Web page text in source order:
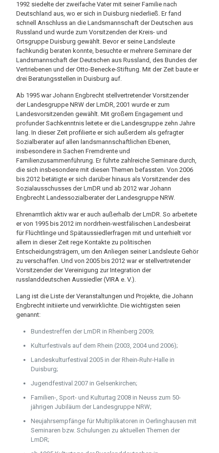
1992 siedelte der zweifache Vater mit seiner Familie nach
Deutschland aus, wo er sich in Duisburg niederließ. Er fand
schnell Anschluss an die Landsmannschaft der Deutschen aus
Russland und wurde zum Vorsitzenden der Kreis- und
Ortsgruppe Duisburg gewählt. Bevor er seine Landsleute
fachkundig beraten konnte, besuchte er mehrere Seminare der
Landsmannschaft der Deutschen aus Russland, des Bundes der
Vertriebenen und der Otto-Benecke-Stiftung. Mit der Zeit baute er
drei Beratungsstellen in Duisburg auf.
Ab 1995 war Johann Engbrecht stellvertretender Vorsitzender
der Landesgruppe NRW der LmDR, 2001 wurde er zum
Landesvorsitzenden gewählt. Mit großem Engagement und
profunder Sachkenntnis leitete er die Landesgruppe zehn Jahre
lang. In dieser Zeit profilierte er sich außerdem als gefragter
Sozialberater auf allen landsmannschaftlichen Ebenen,
insbesondere in Sachen Fremdrente und
Familienzusammenführung. Er führte zahlreiche Seminare durch,
die sich insbesondere mit diesen Themen befassten. Von 2006
bis 2012 betätigte er sich darüber hinaus als Vorsitzender des
Sozialausschusses der LmDR und ab 2012 war Johann
Engbrecht Landessozialberater der Landesgruppe NRW.
Ehrenamtlich aktiv war er auch außerhalb der LmDR. So arbeitete
er von 1995 bis 2012 im nordrhein-westfälischen Landesbeirat
für Flüchtlinge und Spätaussiedlerfragen mit und unterhielt vor
allem in dieser Zeit rege Kontakte zu politischen
Entscheidungsträgern, um den Anliegen seiner Landsleute Gehör
zu verschaffen. Und von 2005 bis 2012 war er stellvertretender
Vorsitzender der Vereinigung zur Integration der
russlanddeutschen Aussiedler (VIRA e. V.).
Lang ist die Liste der Veranstaltungen und Projekte, die Johann
Engbrecht initiierte und verwirklichte. Die wichtigsten seien
genannt:
Bundestreffen der LmDR in Rheinberg 2009;
Kulturfestivals auf dem Rhein (2003, 2004 und 2006);
Landeskulturfestival 2005 in der Rhein-Ruhr-Halle in
Duisburg;
Jugendfestival 2007 in Gelsenkirchen;
Familien-, Sport- und Kulturtag 2008 in Neuss zum 50-
jährigen Jubiläum der Landesgruppe NRW;
Neujahrsempfänge für Multiplikatoren in Oerlinghausen mit
Seminaren bzw. Schulungen zu aktuellen Themen der
LmDR;